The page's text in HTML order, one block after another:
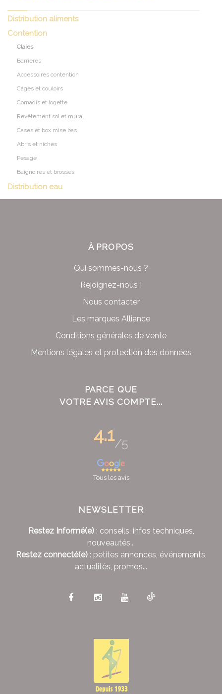
Distribution aliments
Contention
Claies
Barrieres
Accessoires contention
Cages et couloirs
Cornadis et logette
Revêtement sol et mural
Cases et box mise bas
Abris et niches
Pesage
Baignoires et brosses
Distribution eau
À PROPOS
Qui sommes-nous ?
Rejoignez-nous !
Nous contacter
Les marques Alliance
Conditions générales de vente
Mentions légales et protection des données
PARCE QUE
VOTRE AVIS COMPTE...
4.1/5
Tous les avis
NEWSLETTER
Restez Informé(e): conseils, infos techniques,
nouveautés...
Restez connecté(e): petites annonces, événements,
actualités, promos...